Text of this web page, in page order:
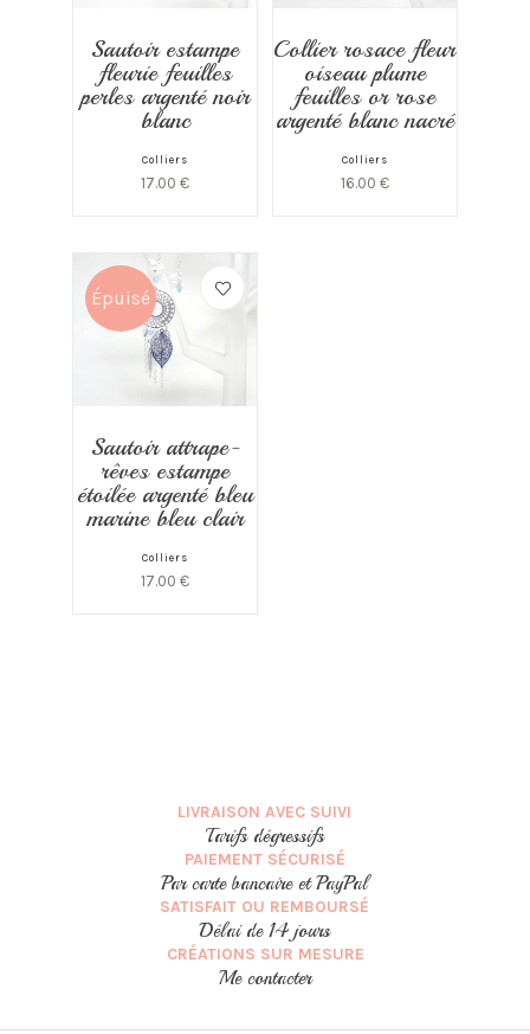
Sautoir estampe
fleurie feuilles
perles argenté noir
blanc
Colliers
17.00 €
Collier rosace fleur
oiseau plume
feuilles or rose
argenté blanc nacré
Colliers
16.00 €
Épuisé
Sautoir attrape-
rêves estampe
étoilée argenté bleu
marine bleu clair
Colliers
17.00 €
LIVRAISON AVEC SUIVI
Tarifs dégressifs
PAIEMENT SÉCURISÉ
Par carte bancaire et PayPal
SATISFAIT OU REMBOURSÉ
Délai de 14 jours
CRÉATIONS SUR MESURE
Me contacter